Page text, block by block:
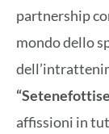
partnership
mondo dello
affissioni in